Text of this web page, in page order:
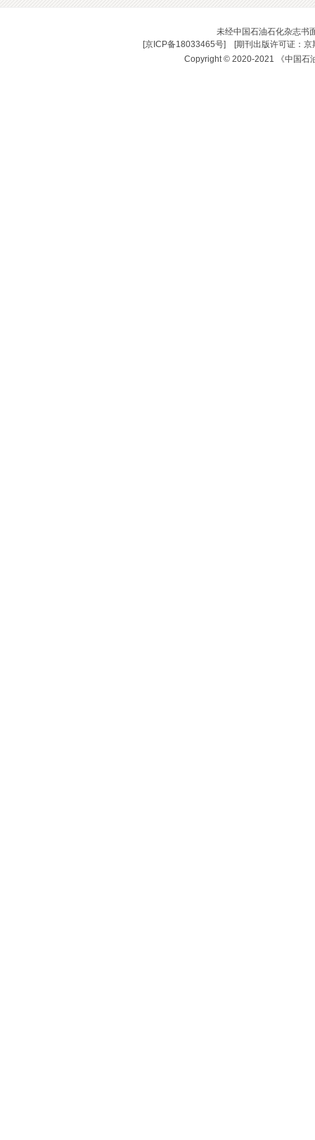
未经中国石油石化杂志书
[京ICP备18033465号] [期刊出版许可证：
Copyright © 2020-2021 《中国石